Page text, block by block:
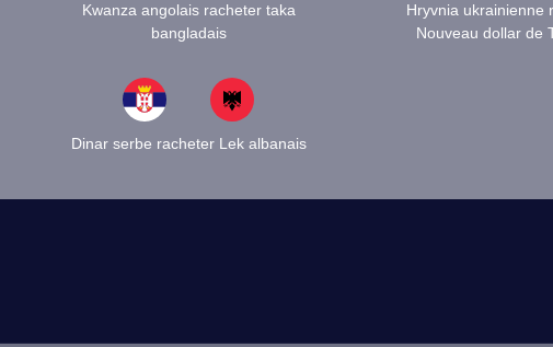
Kwanza angolais racheter taka
bangladais
Hryvnia ukrainienne
Nouveau dollar de
Dinar serbe racheter Lek albanais